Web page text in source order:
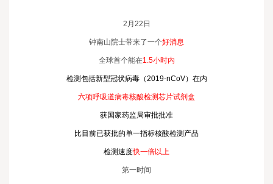
2月22日
钟南山院士带来了一个好消息
全球首个能在1.5小时内
检测包括新型冠状病毒（2019-nCoV）在内
六项呼吸道病毒核酸检测芯片试剂盒
获国家药监局审批批准
比目前已获批的单一指标核酸检测产品
检测速度快一倍以上
第一时间